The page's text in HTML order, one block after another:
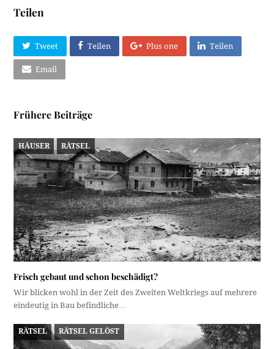
Teilen
Tweet Teilen Plus one Teilen
Email
Frühere Beiträge
HÄUSER RÄTSEL
Frisch gebaut und schon beschädigt?
Wir blicken wohl in der Zeit des Zweiten Weltkriegs auf mehrere
eindeutig in Bau befindliche…
RÄTSEL RÄTSEL GELÖST